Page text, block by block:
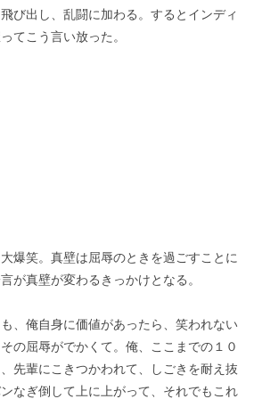
び出し、乱闘に加わる。するとインディ
てこう言い放った。
爆笑。真壁は屈辱のときを過ごすことに
が真壁が変わるきっかけとなる。
も、俺自身に価値があったら、笑われない
の屈辱がでかくて。俺、ここまでの１０
先輩にこきつかわれて、しごきを耐え抜
なぎ倒して上に上がって、それでもこれ